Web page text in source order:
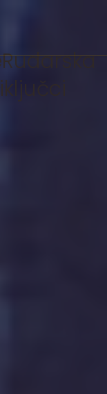
Rudarska